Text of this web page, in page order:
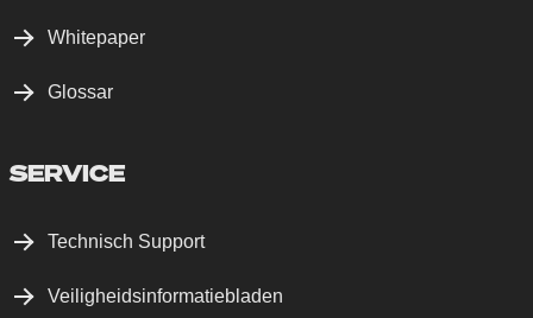
Whitepaper
Glossar
SERVICE
Technisch Support
Veiligheidsinformatiebladen